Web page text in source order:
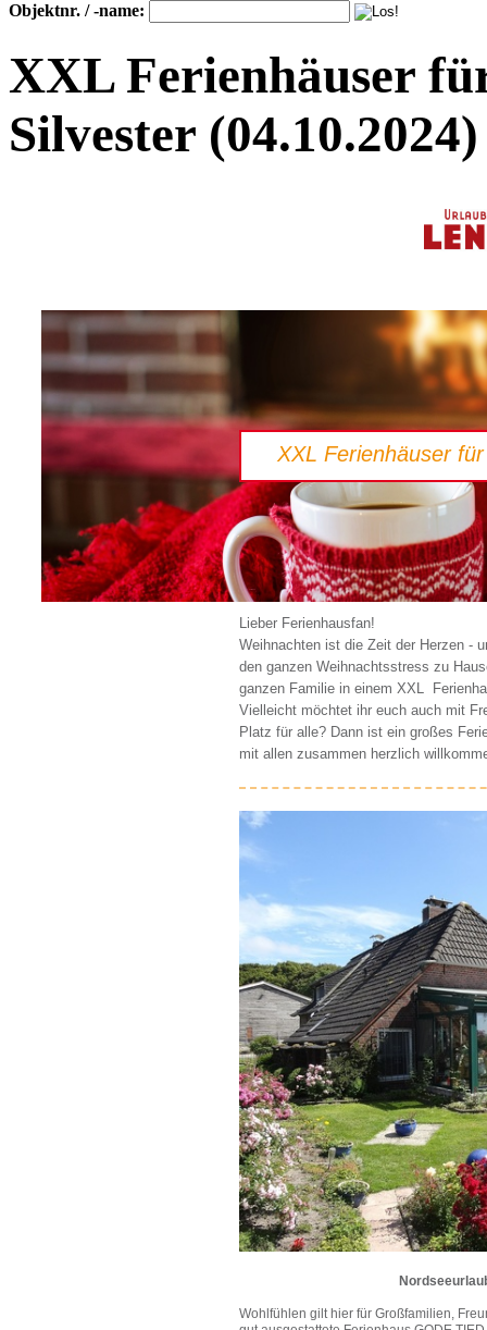
Objektnr. / -name:
XXL Ferienhäuser
Silvester (04.10.2024)
XXL Ferienhäuser
Lieber Ferienhausfan!
Weihnachten ist die Zeit der Herzen -
den ganzen Weihnachtsstress zu
ganzen Familie in einem XXL
Vielleicht möchtet ihr euch auch mit
Platz für alle? Dann ist ein großes
mit allen zusammen herzlich
Wohlfühlen gilt hier für Großfamilien,